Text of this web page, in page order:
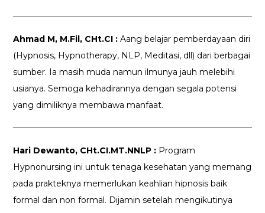
Ahmad M, M.Fil, CHt.CI : Aang belajar pemberdayaan diri
(Hypnosis, Hypnotherapy, NLP, Meditasi, dll) dari berbagai
sumber. Ia masih muda namun ilmunya jauh melebihi
usianya. Semoga kehadirannya dengan segala potensi
yang dimiliknya membawa manfaat.
Hari Dewanto, CHt.CI.MT.NNLP : Program
Hypnonursing ini untuk tenaga kesehatan yang memang
pada prakteknya memerlukan keahlian hipnosis baik
formal dan non formal. Dijamin setelah mengikutinya